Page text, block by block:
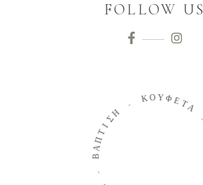
FOLLOW US
Β
Α
Π
Τ
Ι
Σ
Η
ΚΟΥΦΕΤΑ